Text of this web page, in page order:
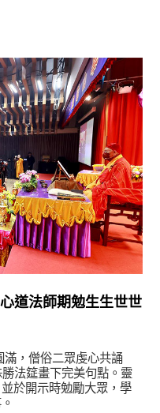
道法師期勉生生世世
滿，僧俗二眾虔心共誦
勝法筵畫下完美句點。靈
於開示時勉勵大眾，學
最新消息